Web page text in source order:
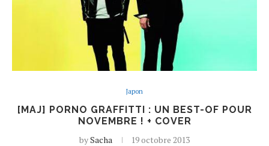
Japon
[MAJ] PORNO GRAFFITTI : UN BEST-OF POUR
NOVEMBRE ! + COVER
bySacha 19 octobre 2013